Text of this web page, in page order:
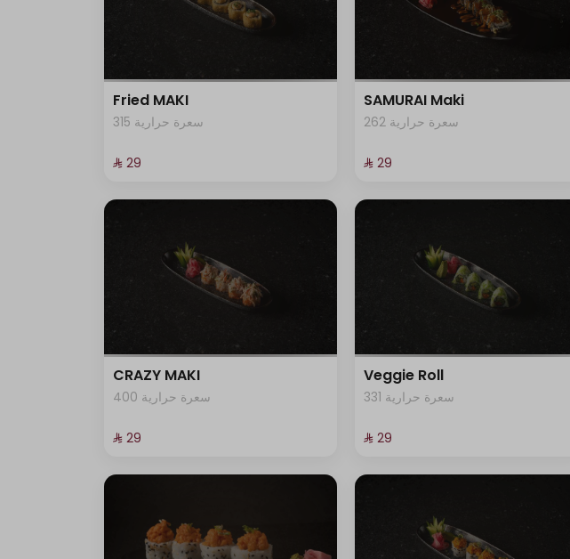
Fried MAKI
315 سعرة حرارية
⁨⁦‪‬ 29⁩
SAMURAI Maki
262 سعرة حرارية
⁨⁦‪‬ 29⁩
CRAZY MAKI
400 سعرة حرارية
⁨⁦‪‬ 29⁩
Veggie Roll
331 سعرة حرارية
⁨⁦‪‬ 29⁩